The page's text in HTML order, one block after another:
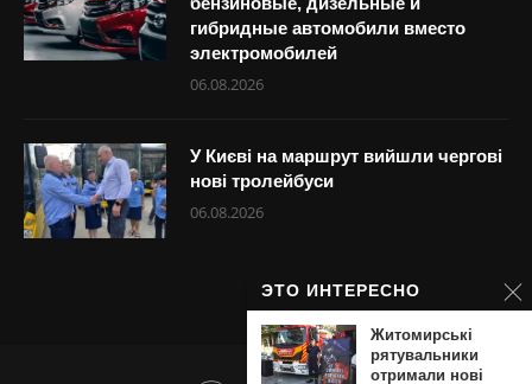
гибридные автомобили вместо
электромобилей
06.08.2026
У Києві на маршрут вийшли чергові
нові тролейбуси
06.08.2026
ЭТО ИНТЕРЕСНО
Житомирські
рятувальники
отримали нові